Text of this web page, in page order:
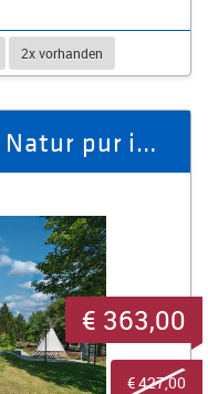
2x vorhanden
4 Tage Wandertage - Natur pur im AHORN Waldhotel Altenberg für 2 Pers.
€ 363,00
€ 427,00